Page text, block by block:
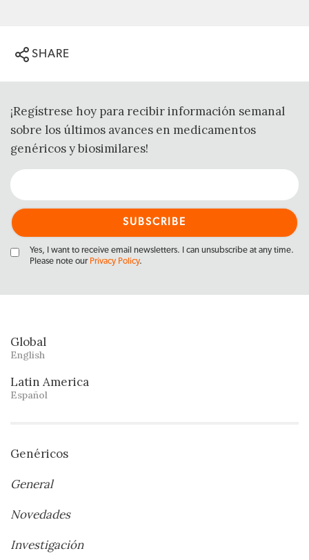
SHARE
¡Regístrese hoy para recibir información semanal
sobre los últimos avances en medicamentos
genéricos y biosimilares!
Yes, I want to receive email newsletters. I can unsubscribe at any time.
Please note our Privacy Policy.
Global
English
Latin America
Español
Genéricos
General
Novedades
Investigación